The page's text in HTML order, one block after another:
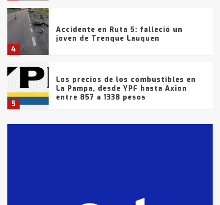
4
Accidente en Ruta 5: falleció un
joven de Trenque Lauquen
5
Los precios de los combustibles en
La Pampa, desde YPF hasta Axion
entre 857 a 1338 pesos
fueron detenidos por